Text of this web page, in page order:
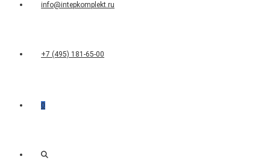
info@intepkomplekt.ru
+7 (495) 181-65-00
0
Переключить